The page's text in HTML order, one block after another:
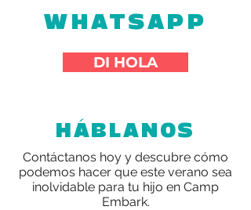
WHATSAPP
DI HOLA
HÁBLANOS
Contáctanos hoy y descubre cómo
podemos hacer que este verano sea
inolvidable para tu hijo en Camp
Embark.